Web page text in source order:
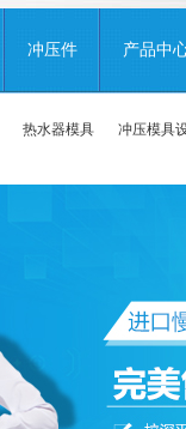
冲压件 产品中
热水器模具 冲压模具